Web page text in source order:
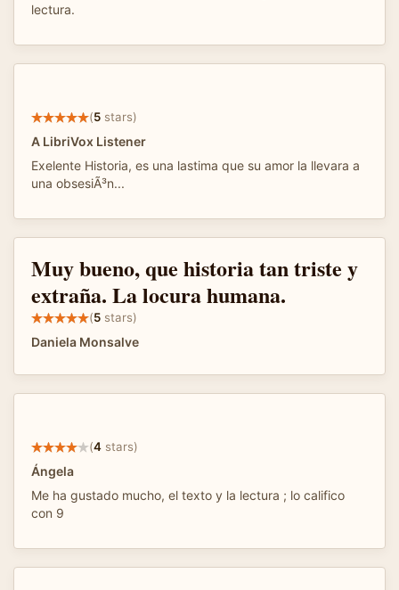
lectura.
(5 stars)
A LibriVox Listener
Exelente Historia, es una lastima que su amor la llevara a
una obsesiÃ³n...
Muy bueno, que historia tan triste y
extraña. La locura humana.
(5 stars)
Daniela Monsalve
(4 stars)
Ángela
Me ha gustado mucho, el texto y la lectura ; lo califico
con 9